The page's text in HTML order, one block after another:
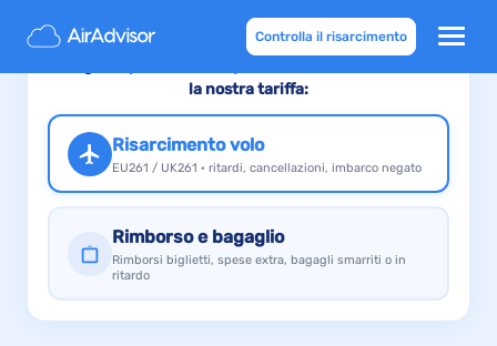
Controlla il risarcimento
la nostra tariffa:
Risarcimento volo
EU261 / UK261 · ritardi, cancellazioni, imbarco negato
Rimborso e bagaglio
Rimborsi biglietti, spese extra, bagagli smarriti o in
ritardo